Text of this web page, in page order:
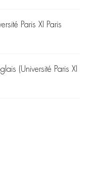
Paris XI Paris
(Université Paris XI